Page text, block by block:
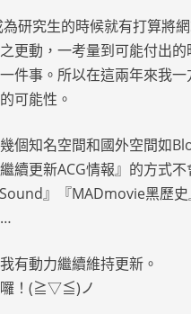
研究生的時候就有打算將
更動，一考量到可能付出
件事。所以在這兩年來我
可能性。
個知名空間和國外空間如
續更新ACG情報』的方式
Sound』『MADmovie黑歷
有動力繼續維持更新。
囉！(≧▽≦)ノ